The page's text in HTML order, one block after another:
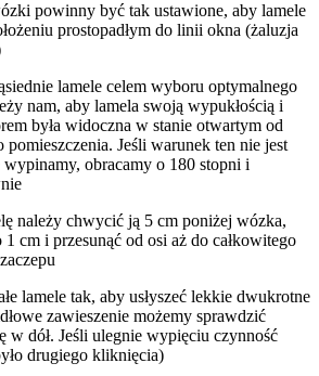
powinny być tak ustawione, aby lamele
prostopadłym do linii okna (żaluzja
lamele celem wyboru optymalnego
nam, aby lamela swoją wypukłością i
była widoczna w stanie otwartym od
pomieszczenia. Jeśli warunek ten nie jest
wypinamy, obracamy o 180 stopni i
należy chwycić ją 5 cm poniżej wózka,
1 cm i przesunąć od osi aż do całkowitego
lamele tak, aby usłyszeć lekkie dwukrotne
zawieszenie możemy sprawdzić
w dół. Jeśli ulegnie wypięciu czynność
drugiego kliknięcia)